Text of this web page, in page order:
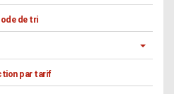
de tri
par tarif